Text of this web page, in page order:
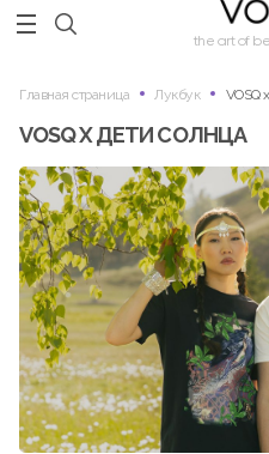
НОВАЯ КОЛЛЕКЦИЯ
ИЗБРАННЫЕ КОЛЛЕКЦИИ
the art of
Главная страница Лукбук
VOSQ X ДЕТИ СОЛНЦА